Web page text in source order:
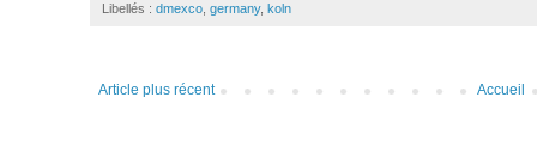
Libellés : dmexco germany, koln
Article plus récent Accueil